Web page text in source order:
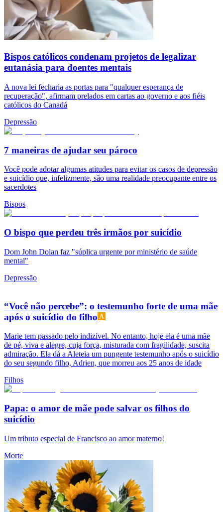
Bispos católicos condenam projetos de legalizar
eutanásia para doentes mentais
A nova lei fecharia as portas para "qualquer esperança de
recuperação", afirmam prelados em cartas ao governo e aos fiéis
católicos do Canadá
Depressão
7 maneiras de ajudar seu pároco
Você pode adotar algumas atitudes para evitar os casos de depressão
e suicídio que, infelizmente, são uma realidade preocupante entre os
sacerdotes
Bispos
O bispo que perdeu três irmãos por suicídio
Dom John Dolan faz "súplica urgente por ministério de saúde
mental"
Depressão
“Você não percebe”: o testemunho forte de uma mãe
após o suicídio do filho
Marie tem passado pelo indizível. No entanto, hoje ela é uma mãe
de pé, viva e alegre, cuja força, misturada com fragilidade, suscita
admiração. Ela dá a Aleteia um pungente testemunho após o suicídio
do seu segundo filho, Adrien, que morreu aos 25 anos de idade
Filhos
Papa: o amor de mãe pode salvar os filhos do
suicídio
Um tributo especial de Francisco ao amor materno!
Morte